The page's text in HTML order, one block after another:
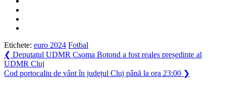
Etichete: euro 2024 Fotbal
Navigare
în
❮ Previous
Post:
Deputatul UDMR Csoma Botond a fost reales președinte al
UDMR Cluj
Next
Cod portocaliu de vânt în județul Cluj până la ora 23:00 ❯